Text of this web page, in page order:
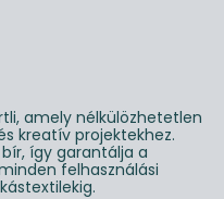
amely nélkülözhetetlen
kreatív projektekhez.
így garantálja a
felhasználási